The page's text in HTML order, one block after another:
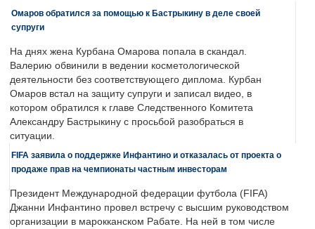
Омаров обратился за помощью к Бастрыкину в деле своей
супруги
На днях жена Курбана Омарова попала в скандал.
Валерию обвинили в ведении косметологической
деятельности без соответствующего диплома. Курбан
Омаров встал на защиту супруги и записал видео, в
котором обратился к главе Следственного Комитета
Александру Бастрыкину с просьбой разобраться в
ситуации.
FIFA заявила о поддержке Инфантино и отказалась от проекта о
продаже прав на чемпионаты частным инвесторам
Президент Международной федерации футбола (FIFA)
Джанни Инфантино провел встречу с высшим руководством
организации в марокканском Рабате. На ней в том числе